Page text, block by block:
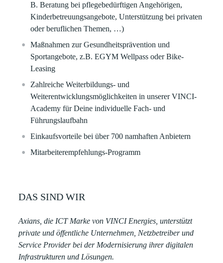
B. Beratung bei pflegebedürftigen Angehörigen,
Kinderbetreuungsangebote, Unterstützung bei privaten
oder beruflichen Themen, …)
Maßnahmen zur Gesundheitsprävention und
Sportangebote, z.B. EGYM Wellpass oder Bike-
Leasing​
Zahlreiche Weiterbildungs- und
Weiterentwicklungsmöglichkeiten in unserer VINCI-
Academy für Deine individuelle Fach- und
Führungslaufbahn​​
Einkaufsvorteile bei über 700 namhaften Anbietern​​
Mitarbeiterempfehlungs-Programm
DAS SIND WIR
Axians, die ICT Marke von VINCI Energies, unterstützt
private und öffentliche Unternehmen, Netzbetreiber und
Service Provider bei der Modernisierung ihrer digitalen
Infrastrukturen und Lösungen.